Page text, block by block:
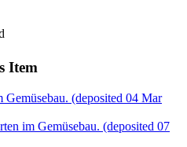
Item
(deposited 04 Mar
im Gemüsebau. (deposited 07